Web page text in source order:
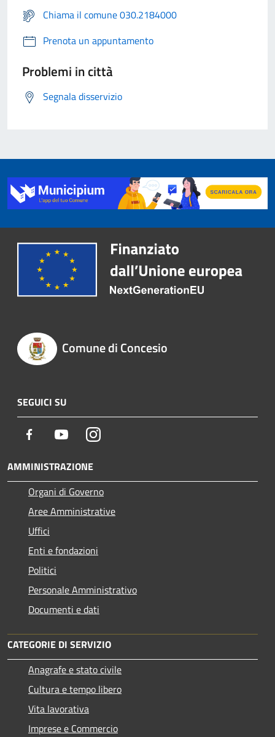
Chiama il comune 030.2184000
Prenota un appuntamento
Problemi in città
Segnala disservizio
Comune di Concesio
SEGUICI SU
Facebook YoutubeInstagram
AMMINISTRAZIONE
Organi di Governo
Aree Amministrative
Uffici
Enti e fondazioni
Politici
Personale Amministrativo
Documenti e dati
CATEGORIE DI SERVIZIO
Anagrafe e stato civile
Cultura e tempo libero
Vita lavorativa
Imprese e Commercio